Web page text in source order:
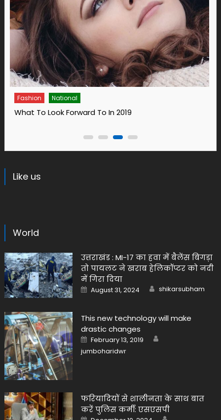
Fashion
14 Ways To Bring Wellness Into Your Life In 2019
Like us
World
उत्तराखंड : MI-17 का हवा में बैलेंस बिगड़ा
तो पायलट ने खराब हेलिकॉप्टर को नदी
में गिरा दिया
Posted
on
August 31, 2024 Author
shikarsubham
This new technology will make
drastic changes
Posted
on
February 13, 2019
jumboharidwr
फरियादियों से शालीनता के साथ बात
करें पुलिस कर्मी: एसएसपी
Posted